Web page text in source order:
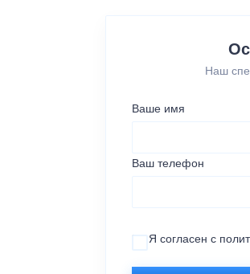
Наш
Ваше имя
Ваш телефон
Я согласен с